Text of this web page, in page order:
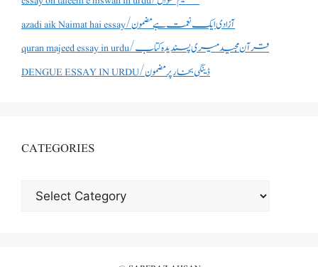
azadi aik Naimat hai essay/آزادی ایک نعمت ہے مضمون
quran majeed essay in urdu/قرآن مجید میری پسندیدہ کتاب
DENGUE ESSAY IN URDU/ڈینگی بخار پر مضمون
CATEGORIES
CATEGORIES